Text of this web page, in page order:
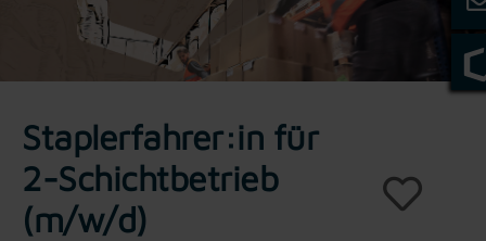
Staplerfahrer:in für
2-Schichtbetrieb
(m/w/d)